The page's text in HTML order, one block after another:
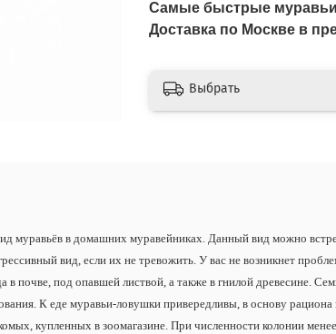
Самые быстрые
Доставка по Москве в
Выбрать
муравьёв в домашних муравейниках. Данный вид можно
вид, если их не тревожить. У вас не возникнет
почве, под опавшей листвой, а также в гнилой древесине.
К еде муравьи-ловушки привередливы, в основу
купленных в зоомагазине. При численности колонии